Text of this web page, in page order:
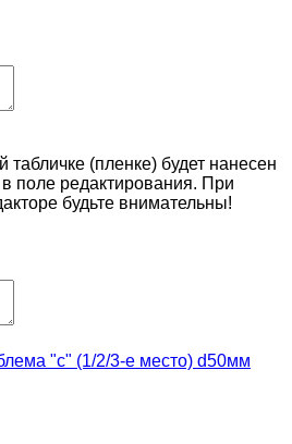
табличке (пленке) будет нанесен
поле редактирования. При
будьте внимательны!